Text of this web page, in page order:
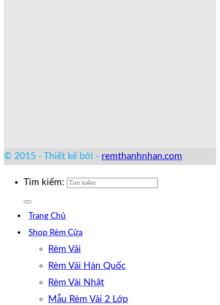
© 2015 - Thiết kế bởi - remthanhnhan.com
Tìm kiếm:
Trang Chủ
Shop Rèm Cửa
Rèm Vải
Rèm Vải Hàn Quốc
Rèm Vải Nhật
Mẫu Rèm Vải 2 Lớp